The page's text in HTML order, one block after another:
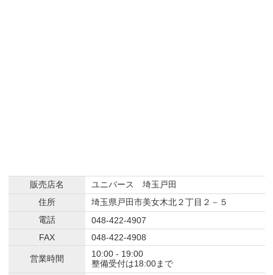
販売店名
ユニバース 埼玉戸田
住所
埼玉県戸田市美女木北２丁目２－５
電話
048-422-4907
FAX
048-422-4908
営業時間
10:00 - 19:00
整備受付は18:00まで